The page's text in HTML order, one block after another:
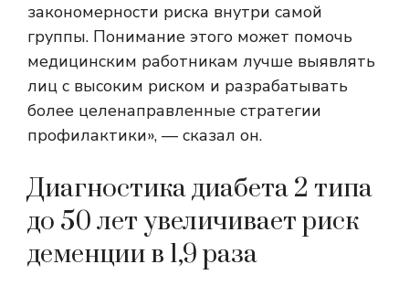
закономерности риска внутри самой
группы. Понимание этого может помочь
медицинским работникам лучше выявлять
лиц с высоким риском и разрабатывать
более целенаправленные стратегии
профилактики», — сказал он.
Диагностика диабета 2 типа
до 50 лет увеличивает риск
деменции в 1,9 раза